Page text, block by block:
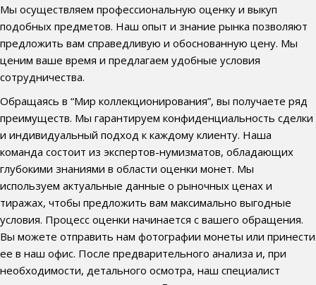
Мы осуществляем профессиональную оценку и выкуп
подобных предметов. Наш опыт и знание рынка позволяют
предложить вам справедливую и обоснованную цену. Мы
ценим ваше время и предлагаем удобные условия
сотрудничества.
Обращаясь в “Мир коллекционирования”, вы получаете ряд
преимуществ. Мы гарантируем конфиденциальность сделки
и индивидуальный подход к каждому клиенту. Наша
команда состоит из экспертов-нумизматов, обладающих
глубокими знаниями в области оценки монет. Мы
используем актуальные данные о рыночных ценах и
тиражах, чтобы предложить вам максимально выгодные
условия. Процесс оценки начинается с вашего обращения.
Вы можете отправить нам фотографии монеты или принести
ее в наш офис. После предварительного анализа и, при
необходимости, детального осмотра, наш специалист